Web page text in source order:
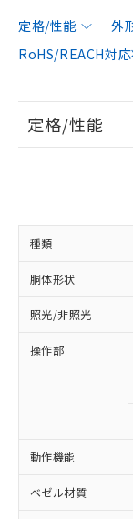
定格/性能 外
RoHS/REACH対
定格/性能
種類
胴体形状
照光/非照光
操作部
動作機能
ベゼル材質